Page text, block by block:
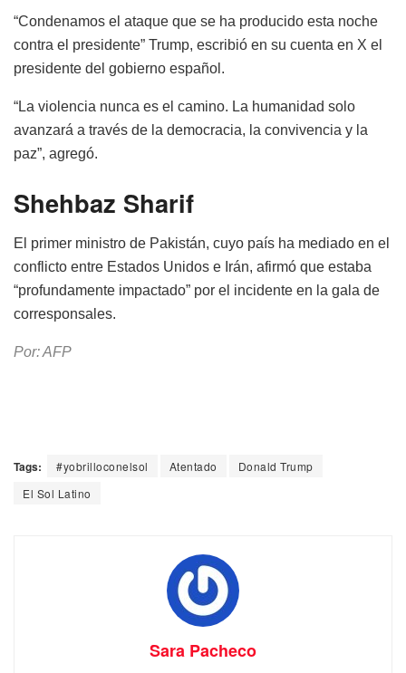
“Condenamos el ataque que se ha producido esta noche
contra el presidente” Trump, escribió en su cuenta en X el
presidente del gobierno español.
“La violencia nunca es el camino. La humanidad solo
avanzará a través de la democracia, la convivencia y la
paz”, agregó.
Shehbaz Sharif
El primer ministro de Pakistán, cuyo país ha mediado en el
conflicto entre Estados Unidos e Irán, afirmó que estaba
“profundamente impactado” por el incidente en la gala de
corresponsales.
Por: AFP
Tags: #yobrilloconelsol Atentado
Donald Trump
El Sol Latino
Sara Pacheco